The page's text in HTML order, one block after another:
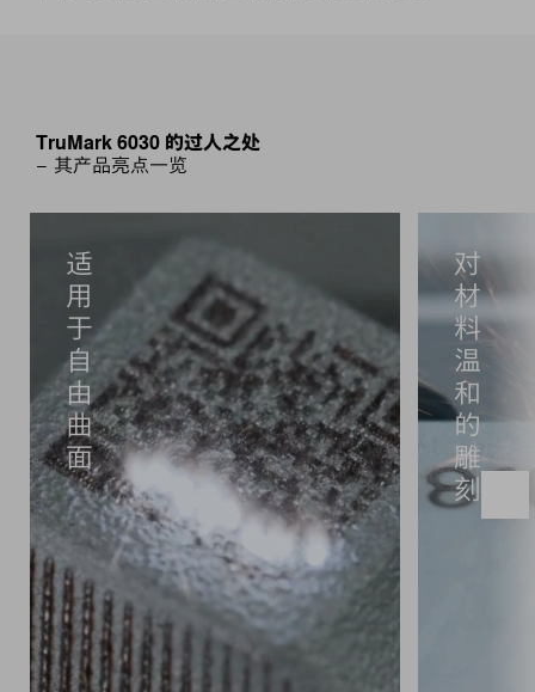
TruMark 6030 的过人之处
– 其产品亮点一览
适
用
于
自
由
曲
面
对
材
料
温
和
的
雕
刻